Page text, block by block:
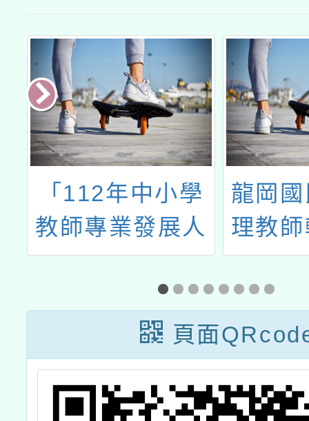
費實施計
費實施計
畫」公文
「112年中小學
教師專業發展人
才培訓輔導計
畫」之「課程講
師共同備課工作
坊（4）」
龍岡
理教
研習
與壓力
活動
頁面